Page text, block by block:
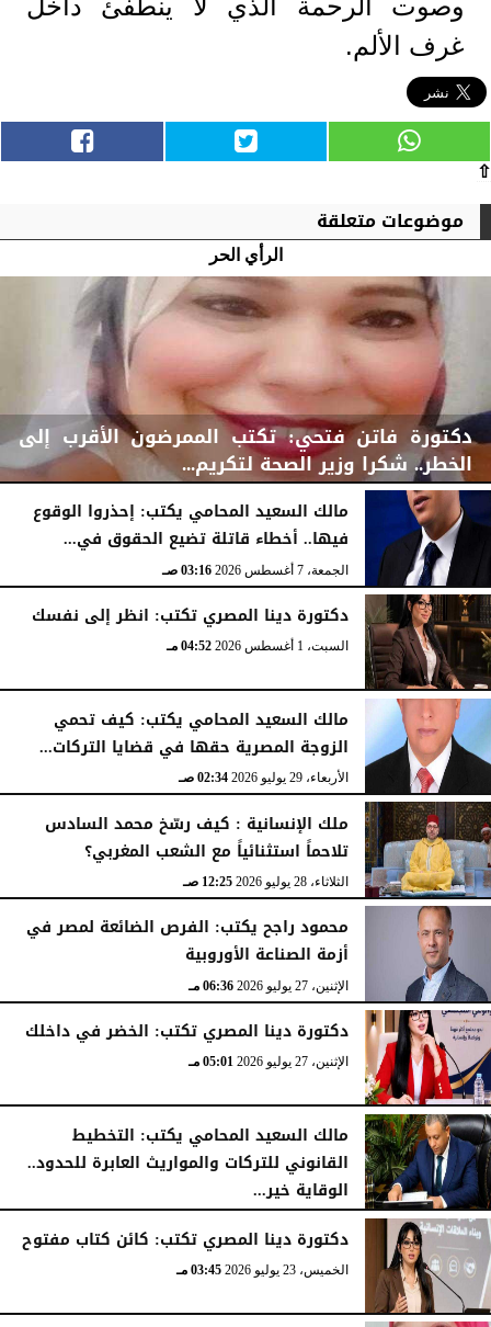
وصوت الرحمة الذي لا ينطفئ داخل
غرف الألم.
⇧
موضوعات متعلقة
الرأي الحر
دكتورة فاتن فتحي: تكتب الممرضون الأقرب إلى
الخطر.. شكرا وزير الصحة لتكريم...
الجمعة، 7 أغسطس 2026 03:19 صـ
مالك السعيد المحامي يكتب: إحذروا الوقوع
فيها.. أخطاء قاتلة تضيع الحقوق في...
الجمعة، 7 أغسطس 2026 03:16 صـ
دكتورة دينا المصري تكتب: انظر إلى نفسك
السبت، 1 أغسطس 2026 04:52 مـ
مالك السعيد المحامي يكتب: كيف تحمي
الزوجة المصرية حقها في قضايا التركات...
الأربعاء، 29 يوليو 2026 02:34 صـ
ملك الإنسانية : كيف رسّخ محمد السادس
تلاحماً استثنائياً مع الشعب المغربي؟
الثلاثاء، 28 يوليو 2026 12:25 صـ
محمود راجح يكتب: الفرص الضائعة لمصر في
أزمة الصناعة الأوروبية
الإثنين، 27 يوليو 2026 06:36 مـ
دكتورة دينا المصري تكتب: الخضر في داخلك
الإثنين، 27 يوليو 2026 05:01 مـ
مالك السعيد المحامي يكتب: التخطيط
القانوني للتركات والمواريث العابرة للحدود..
الوقاية خير...
الخميس، 23 يوليو 2026
دكتورة دينا المصري تكتب: كائن كتاب مفتوح
الخميس، 23 يوليو 2026 03:45 مـ